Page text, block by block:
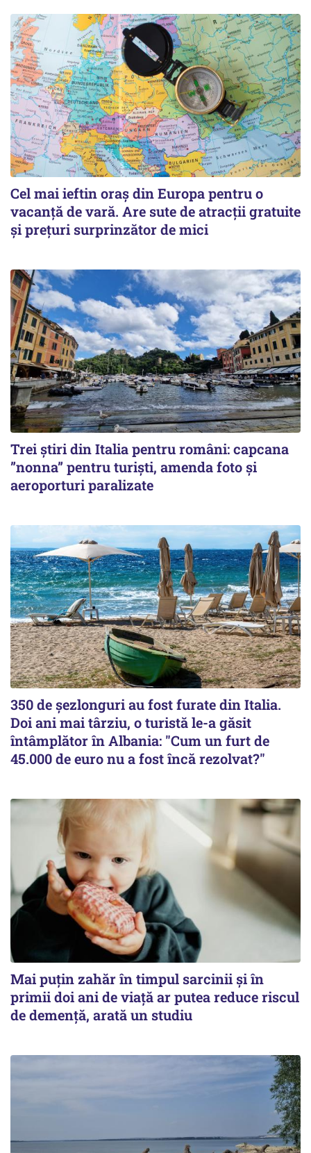
Cel mai ieftin oraș din Europa pentru o
vacanță de vară. Are sute de atracții gratuite
și prețuri surprinzător de mici
Trei știri din Italia pentru români: capcana
”nonna” pentru turiști, amenda foto și
aeroporturi paralizate
350 de șezlonguri au fost furate din Italia.
Doi ani mai târziu, o turistă le-a găsit
întâmplător în Albania: "Cum un furt de
45.000 de euro nu a fost încă rezolvat?"
Mai puțin zahăr în timpul sarcinii și în
primii doi ani de viață ar putea reduce riscul
de demență, arată un studiu